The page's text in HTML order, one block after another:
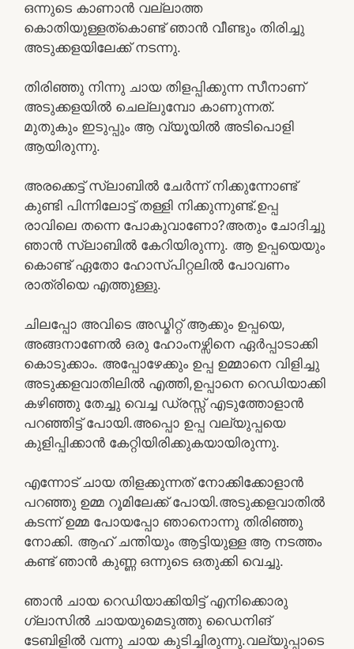
ഒന്നുടെ കാണാൻ വല്ലാത്ത
കൊതിയുള്ളത്കൊണ്ട് ഞാൻ വീണ്ടും തിരിച്ചു
അടുക്കളയിലേക്ക് നടന്നു.
തിരിഞ്ഞു നിന്നു ചായ തിളപ്പിക്കുന്ന സീനാണ്
അടുക്കളയിൽ ചെല്ലുമ്പോ കാണുന്നത്.
മുതുകും ഇടുപ്പും ആ വ്യൂയിൽ അടിപൊളി
ആയിരുന്നു.
അരക്കെട്ട് സ്ലാബിൽ ചേർന്ന് നിക്കുന്നോണ്ട്
കുണ്ടി പിന്നിലോട്ട് തള്ളി നിക്കുന്നുണ്ട്.ഉപ്പ
രാവിലെ തന്നെ പോകുവാണോ?അതും ചോദിച്ചു
ഞാൻ സ്ലാബിൽ കേറിയിരുന്നു. ആ ഉപ്പയെയും
കൊണ്ട് ഏതോ ഹോസ്പിറ്റലിൽ പോവണം
രാത്രിയെ എത്തുള്ളു.
ചിലപ്പോ അവിടെ അഡ്മിറ്റ്‌ ആക്കും ഉപ്പയെ,
അങ്ങനാണേൽ ഒരു ഹോംനഴ്സിനെ ഏർപ്പാടാക്കി
കൊടുക്കാം. അപ്പോഴേക്കും ഉപ്പ ഉമ്മാനെ വിളിച്ചു
അടുക്കളവാതിലിൽ എത്തി,ഉപ്പാനെ റെഡിയാക്കി
കഴിഞ്ഞു തേച്ചു വെച്ച ഡ്രസ്സ്‌ എടുത്തോളാൻ
പറഞ്ഞിട്ട് പോയി.അപ്പൊ ഉപ്പ വല്യുപ്പയെ
കുളിപ്പിക്കാൻ കേറ്റിയിരിക്കുകയായിരുന്നു.
എന്നോട് ചായ തിളക്കുന്നത് നോക്കിക്കോളാൻ
പറഞ്ഞു ഉമ്മ റൂമിലേക്ക് പോയി.അടുക്കളവാതിൽ
കടന്ന് ഉമ്മ പോയപ്പോ ഞാനൊന്നു തിരിഞ്ഞു
നോക്കി. ആഹ് ചന്തിയും ആട്ടിയുള്ള ആ നടത്തം
കണ്ട് ഞാൻ കുണ്ണ ഒന്നുടെ ഒതുക്കി വെച്ചു.
ഞാൻ ചായ റെഡിയാക്കിയിട്ട് എനിക്കൊരു
ഗ്ലാസിൽ ചായയുമെടുത്തു ഡൈനിങ്
ടേബിളിൽ വന്നു ചായ കുടിച്ചിരുന്നു.വല്യുപ്പാടെ